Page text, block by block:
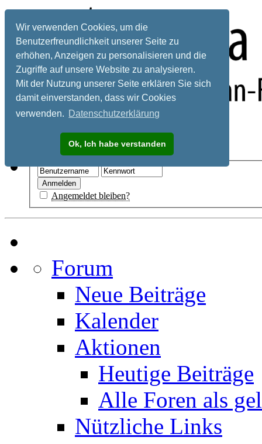
Wir verwenden Cookies, um die
Benutzerfreundlichkeit unserer Seite zu
erhöhen, Anzeigen zu personalisieren und die
Zugriffe auf unsere Website zu analysieren.
Mit der Nutzung unserer Seite erklären Sie sich
damit einverstanden, dass wir Cookies
verwenden. Datenschutzerklärung
Ok, Ich habe verstanden
Registrieren
Angemeldet bleiben?
Forum
Neue Beiträge
Kalender
Aktionen
Heutige Beiträge
Alle Foren als
Nützliche Links